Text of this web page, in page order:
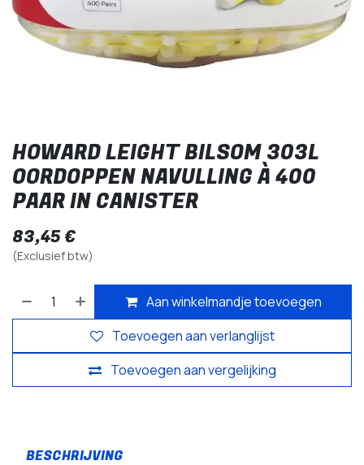
HOWARD LEIGHT BILSOM 303L
OORDOPPEN NAVULLING À 400
PAAR IN CANISTER
83,45€
(Exclusief btw)
Aan winkelmandje toevoegen
Toevoegen aan vergelijking
Toevoegen aan verlanglijst